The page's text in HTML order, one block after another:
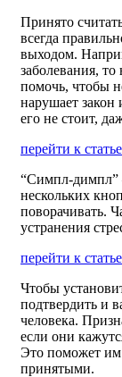
Принято
всегда
выходом.
заболевания,
помочь, чтобы
нарушает закон
его не стоит,
перейти к статье
“Симпл-димпл”
нескольких
поворачивать.
устранения
перейти к статье
Чтобы
подтвердить и
человека.
если они
Это поможет им
принятыми.